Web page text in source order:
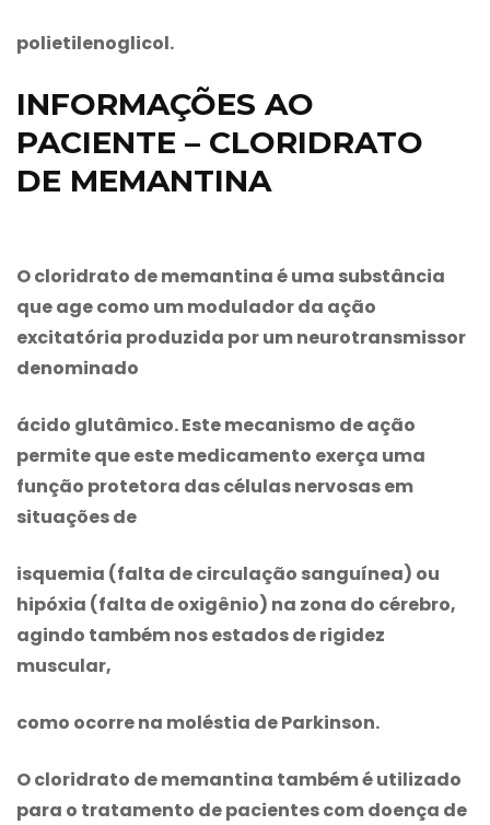
polietilenoglicol.
INFORMAÇÕES AO
PACIENTE – CLORIDRATO
DE MEMANTINA
Ocloridrato de memantinaé uma substância
que age como um modulador da ação
excitatória produzida por um neurotransmissor
denominado
ácido glutâmico. Este mecanismo de ação
permite que este medicamento exerça uma
função protetora das células nervosas em
situações de
isquemia (falta de circulação sanguínea) ou
hipóxia (falta de oxigênio) na zona do cérebro,
agindo também nos estados de rigidez
muscular,
como ocorre na moléstia de Parkinson.
Ocloridrato de memantina também é utilizado
para o tratamento de pacientes com doença de